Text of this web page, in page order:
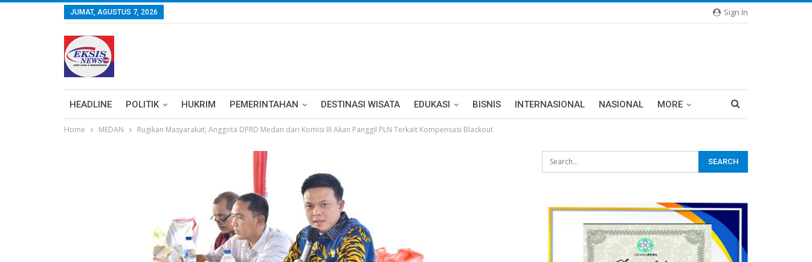
Sign In
JUMAT, AGUSTUS 7, 2026
HEADLINE POLITIK HUKRIM PEMERINTAHAN DESTINASI WISATA EDUKASI BISNIS INTERNASIONAL NASIONAL MORE
Home MEDAN Rugikan Masyarakat, Anggota DPRD Medan dari Komisi III Akan Panggil PLN Terkait Kompensasi Blackout